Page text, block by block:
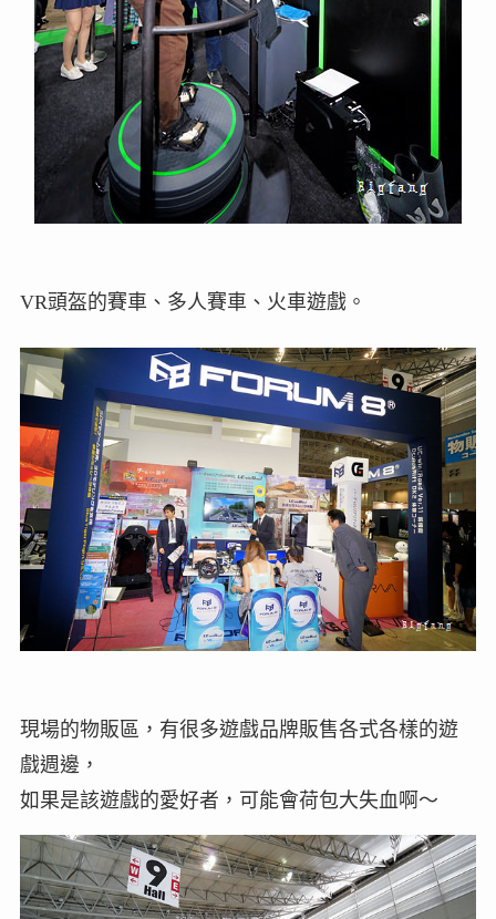
VR頭盔的賽車、多人賽車、火車遊戲。
現場的物販區，有很多遊戲品牌販售各式各樣的遊
戲週邊，
如果是該遊戲的愛好者，可能會荷包大失血啊～